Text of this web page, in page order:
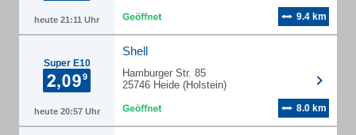
heute 21:11 Uhr 9.4 km
Super E10
heute 20:57 Uhr
Shell
Hamburger Str. 85
25746 Heide (Holstein)
8.0 km